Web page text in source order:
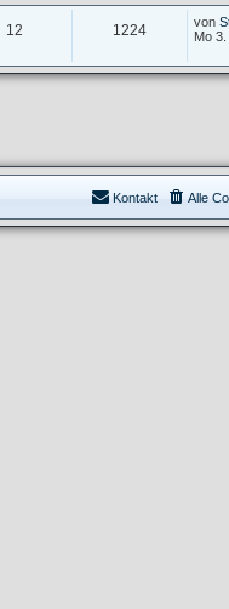
12 1224 von
Mo
Alle
Kontakt